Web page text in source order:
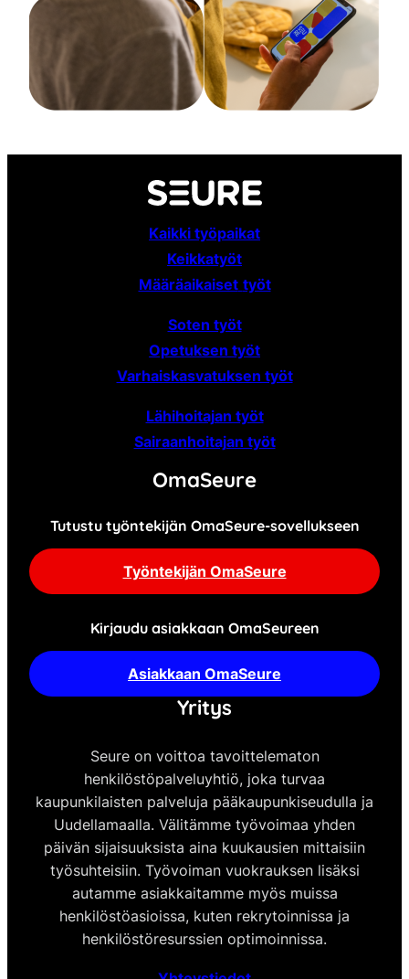
Kaikki työpaikat
Keikkatyöt
Määräaikaiset työt
Soten työt
Opetuksen työt
Varhaiskasvatuksen työt
Lähihoitajan työt
Sairaanhoitajan työt
OmaSeure
Tutustu työntekijän OmaSeure-sovellukseen
Työntekijän OmaSeure
Kirjaudu asiakkaan OmaSeureen
Asiakkaan OmaSeure
Yritys
Seure on voittoa tavoittelematon
henkilöstöpalveluyhtiö, joka turvaa
kaupunkilaisten palveluja pääkaupunkiseudulla ja
Uudellamaalla. Välitämme työvoimaa yhden
päivän sijaisuuksista aina kuukausien mittaisiin
työsuhteisiin. Työvoiman vuokrauksen lisäksi
autamme asiakkaitamme myös muissa
henkilöstöasioissa, kuten rekrytoinnissa ja
henkilöstöresurssien optimoinnissa.